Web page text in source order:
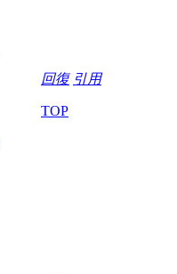
回復 引用
TOP